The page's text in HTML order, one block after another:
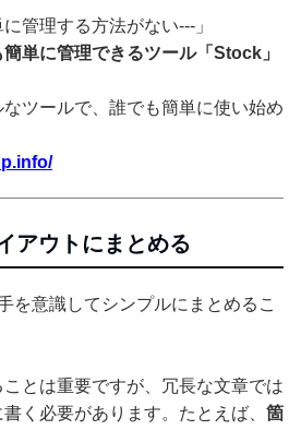
管理する方法がない---」
単に管理できるツール「Stock」
ツールで、誰でも簡単に使い始め
アウトにまとめる
を意識してシンプルにまとめるこ
とは重要ですが、冗長な文章では
く必要があります。たとえば、 箇